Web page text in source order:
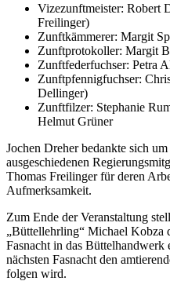
Vizezunftmeister: Robert
Freilinger)
Zunftkämmerer: Margit
Zunftprotokoller: Margit
Zunftfederfuchser: Petra
Zunftpfennigfuchser:
Dellinger)
Zunftfilzer: Stephanie
Helmut Grüner
Jochen Dreher bedankte sich
ausgeschiedenen
Thomas Freilinger für deren
Aufmerksamkeit.
Zum Ende der Veranstaltung
„Büttellehrling“ Michael Kobza
Fasnacht in das
nächsten Fasnacht den
folgen wird.